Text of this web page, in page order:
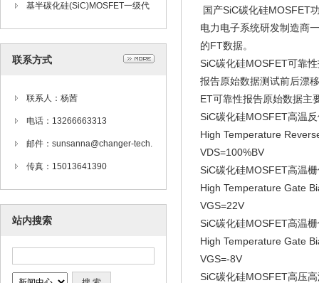
基半碳化硅(SiC)MOSFET一级代
理商
联系方式
联系人：杨茜
电话：13266663313
邮件：sunsanna@changer-tech.
com
传真：15013641390
站内搜索
国产SiC碳化硅MOSFET
电力电子系统研发制造商
的FT数据。
SiC碳化硅MOSFET可靠
报告原始数据测试前后漂
ET可靠性报告原始数据主
SiC碳化硅MOSFET高温
High Temperature
VDS=100%BV
SiC碳化硅MOSFET高温
High Temperature Gate
VGS=22V
SiC碳化硅MOSFET高温
High Temperature Gate
VGS=-8V
SiC碳化硅MOSFET高压